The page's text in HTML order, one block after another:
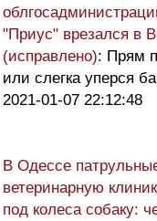
"Приус" врезался в
(исправлено): Прям
или слегка уперся
2021-01-07 22:12:48
В Одессе
ветеринарную
под колеса собаку: